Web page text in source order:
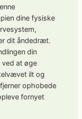
dine fysiske
dit åndedræt.
din
ved at øge
ilt og
ophobede
fornyet